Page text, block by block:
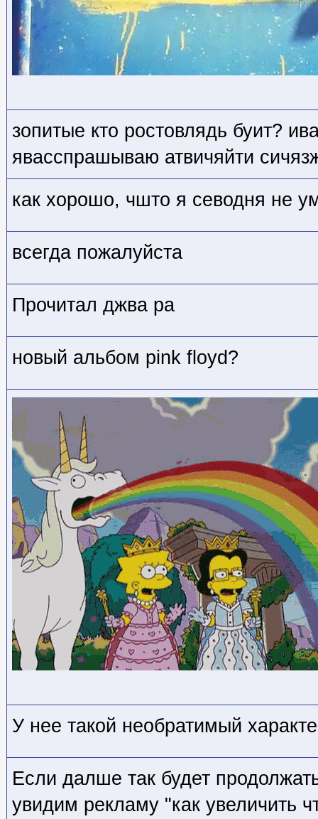
зопитые кто ростовлядь буит?
явасспрашываю атвичяйти
как хорошо, чшто я севодня не
всегда пожалуйста
Прочитал джва ра
новый альбом pink floyd?
У нее такой необратимый
Если далше так будет
увидим рекламу "как увеличить